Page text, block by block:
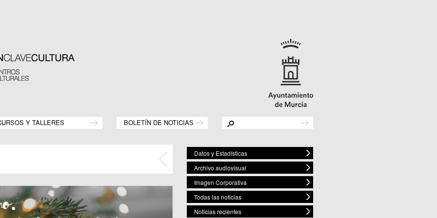
Y TALLERES BOLETÍN DE NOTICIAS
Datos y Estadísticas
Archivo audiovisual
Imagen Corporativa
Todas las noticias
Noticias recientes